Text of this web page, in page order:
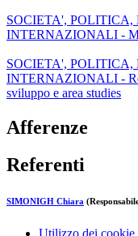
SOCIETA',
INTERNAZIONALI -
SOCIETA',
INTERNAZIONALI -
sviluppo e area studies
Afferenze
Referenti
SIMONIGH Chiara